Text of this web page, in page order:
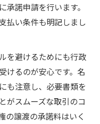
諾申請を行います。
払い条件も明記しまし
を避けるためにも行政
けるのが安心です。名
も注意し、必要書類を
がスムーズな取引のコ
の譲渡の承諾料はいく